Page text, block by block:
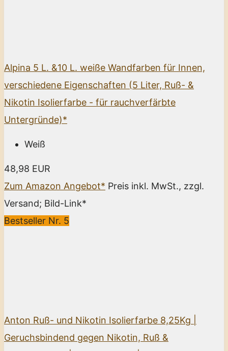
Alpina 5 L. &10 L. weiße Wandfarben für Innen,
verschiedene Eigenschaften (5 Liter, Ruß- &
Nikotin Isolierfarbe - für rauchverfärbte
Untergründe)*
Weiß
48,98 EUR
Zum Amazon Angebot* Preis inkl. MwSt., zzgl.
Versand; Bild-Link*
Bestseller Nr. 5
Anton Ruß- und Nikotin Isolierfarbe 8,25Kg |
Geruchsbindend gegen Nikotin, Ruß &